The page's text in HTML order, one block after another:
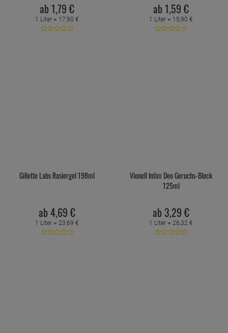
ab 1,79 €
1 Liter = 17,90 €
ab 1,59 €
1 Liter = 15,90 €
Gillette Labs Rasiergel 198ml
ab 4,69 €
1 Liter = 23,69 €
Vionell Intim Deo Geruchs-Block
125ml
ab 3,29 €
1 Liter = 26,32 €